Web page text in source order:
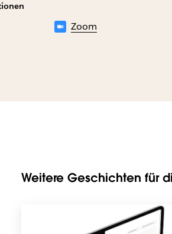
Zoom
Weitere Geschichten für